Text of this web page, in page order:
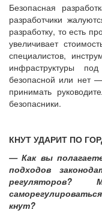
Безопасная
разработчики
разработку, то есть
увеличивает
специалистов,
инфраструктуры
безопасной или нет
принимать
безопасники.
КНУТ УДАРИТ ПО
— Как вы
подходов
кнут?